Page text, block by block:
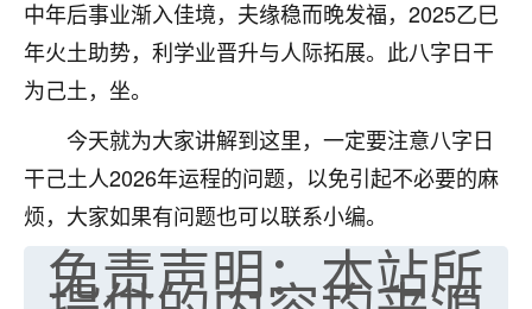
中年后事业渐入佳境，夫缘稳而晚发福，2025乙巳
年火土助势，利学业晋升与人际拓展。此八字日干
为己土，坐。
今天就为大家讲解到这里，一定要注意八字日
干己土人2026年运程的问题，以免引起不必要的麻
烦，大家如果有问题也可以联系小编。
免责声明：本站所
师，安排了超度法事，做梦再也没有梦到过
了，一开始是半信半疑的，图个心安，给亡母
超度，现在看来，人不信也不行。
2天前 来自云南 11
优秀的张同学
老师收徒吗？？我对这些很感兴趣
2天前 来自山西 15